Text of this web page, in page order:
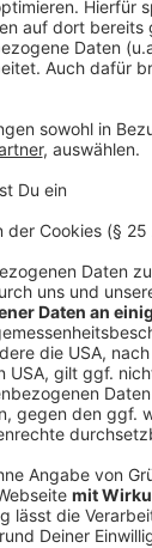
on Air-
Einkauf im Wert
Radio
lost
schriftlich. Die
die Stadt
im
in Monheim